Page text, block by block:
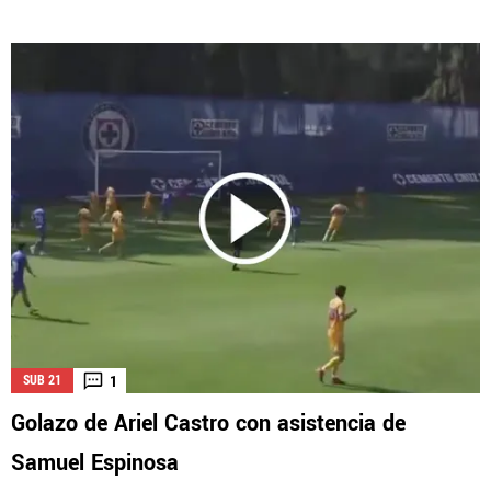
SUB 21 1
Golazo de Ariel Castro con asistencia de
Samuel Espinosa